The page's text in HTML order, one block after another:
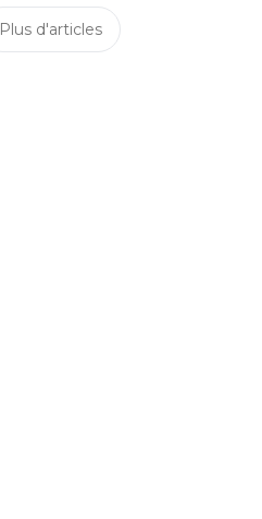
Plus d'articles